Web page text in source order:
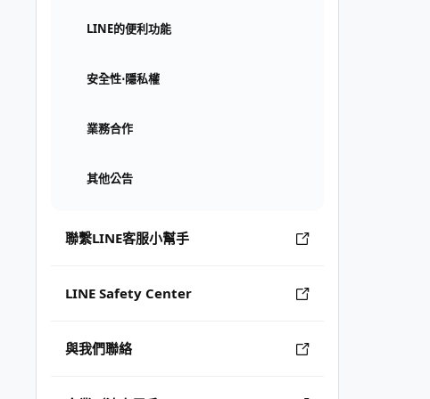
LINE的便利功能
安全性⋅隱私權
業務合作
其他公告
聯繫LINE客服小幫手
LINE Safety Center
與我們聯絡